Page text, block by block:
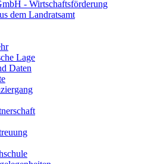
- Wirtschaftsförderung
dem Landratsamt
Lage
Daten